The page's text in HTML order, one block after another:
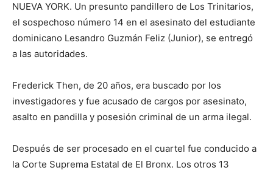
NUEVA YORK. Un presunto pandillero de Los Trinitarios,
el sospechoso número 14 en el asesinato del estudiante
dominicano Lesandro Guzmán Feliz (Junior), se entregó
a las autoridades.
Frederick Then, de 20 años, era buscado por los
investigadores y fue acusado de cargos por asesinato,
asalto en pandilla y posesión criminal de un arma ilegal.
Después de ser procesado en el cuartel fue conducido a
la Corte Suprema Estatal de El Bronx. Los otros 13